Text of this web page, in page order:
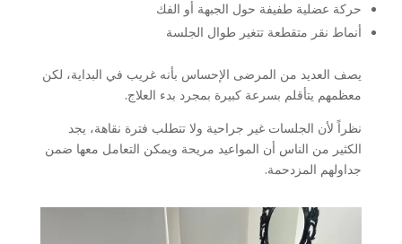
حركة عضلية طفيفة حول الجبهة أو الفك
أنماط نقر متقطعة تتغير طوال الجلسة
يصف العديد من المرضى الإحساس بأنه غريب في البداية، لكن
معظمهم يتأقلم بسرعة كبيرة بمجرد بدء العلاج.
نظراً لأن الجلسات غير جراحية ولا تتطلب فترة نقاهة، يجد
الكثير من الناس أن المواعيد مريحة ويمكن التعامل معها ضمن
جداولهم المزدحمة.